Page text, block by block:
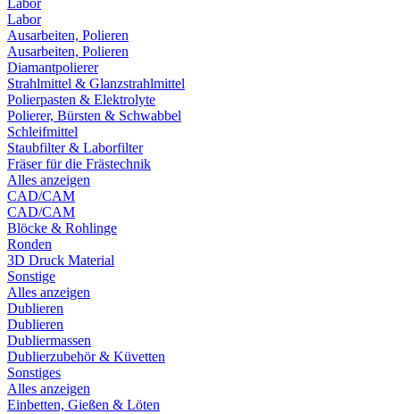
Labor
Labor
Ausarbeiten, Polieren
Ausarbeiten, Polieren
Diamantpolierer
Strahlmittel & Glanzstrahlmittel
Polierpasten & Elektrolyte
Polierer, Bürsten & Schwabbel
Schleifmittel
Staubfilter & Laborfilter
Fräser für die Frästechnik
Alles anzeigen
CAD/CAM
CAD/CAM
Blöcke & Rohlinge
Ronden
3D Druck Material
Sonstige
Alles anzeigen
Dublieren
Dublieren
Dubliermassen
Dublierzubehör & Küvetten
Sonstiges
Alles anzeigen
Einbetten, Gießen & Löten